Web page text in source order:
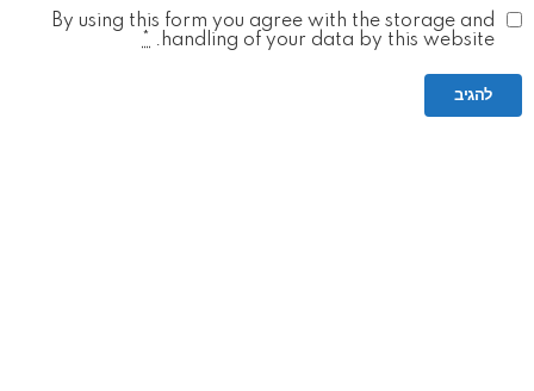
By using this form you agree with the storage and
handling of your data by this website.